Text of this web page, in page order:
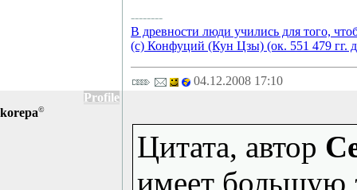
--------
В древности люди учились для того,
(с) Конфуций (Кун Цзы) (ок. 551 479 гг.
04.12.2008 17:10
Profile
korepa©
Цитата, автор
имеет большую